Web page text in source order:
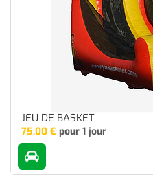
JEU DE BASKET
75,00 € pour 1 jour